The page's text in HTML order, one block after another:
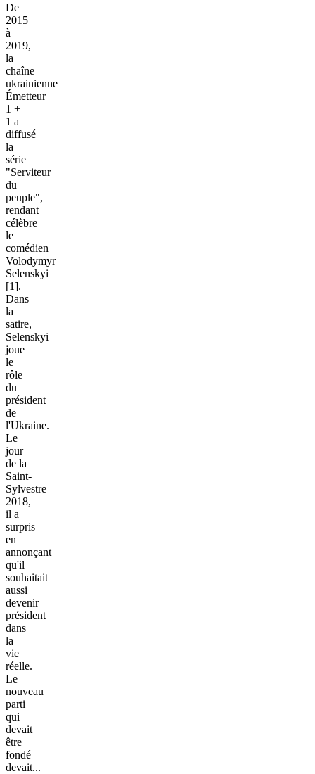
De
2015
à
2019,
la
chaîne
ukrainienne
Émetteur
1 +
1 a
diffusé
la
série
"Serviteur
du
peuple",
rendant
célèbre
le
comédien
Volodymyr
Selenskyi
[1].
Dans
la
satire,
Selenskyi
joue
le
rôle
du
président
de
l'Ukraine.
Le
jour
de la
Saint-
Sylvestre
2018,
il a
surpris
en
annonçant
qu'il
souhaitait
aussi
devenir
président
dans
la
vie
réelle.
Le
nouveau
parti
qui
devait
être
fondé
devait...